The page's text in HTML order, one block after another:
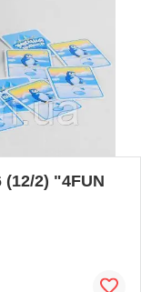
(12/2) "4FUN